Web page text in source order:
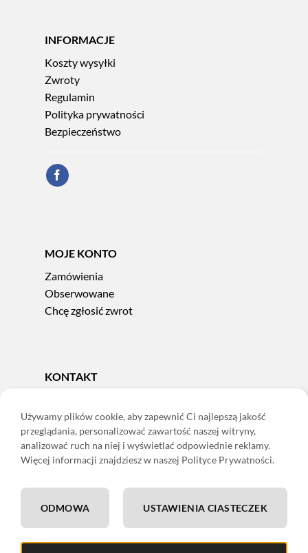
INFORMACJE
Koszty wysyłki
Zwroty
Regulamin
Polityka prywatności
Bezpieczeństwo
MOJE KONTO
Zamówienia
Obserwowane
Chcę zgłosić zwrot
KONTAKT
e-mail:sklep@adoris.pl
poniedziałek - piątek 8:00-16:00
Adoris Dorota Święcka
58-502 Jelenia Góra
Używamy plików cookie, aby zapewnić Ci najlepszą jakość
przeglądania, personalizować zawartość naszej witryny,
analizować ruch na niej i wyświetlać odpowiednie reklamy.
Więcej informacji znajdziesz w naszej Polityce Prywatności.
USTAWIENIA CIASTECZEK
ODMOWA